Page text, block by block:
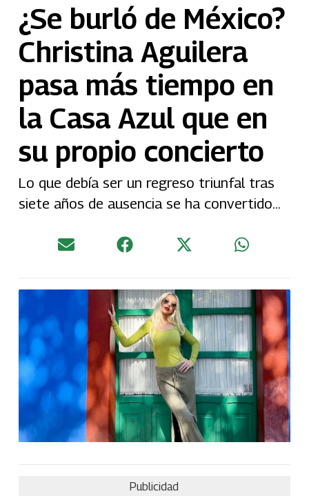
¿Se burló de México?
Christina Aguilera
pasa más tiempo en
la Casa Azul que en
su propio concierto
Lo que debía ser un regreso triunfal tras
siete años de ausencia se ha convertido...
Publicidad